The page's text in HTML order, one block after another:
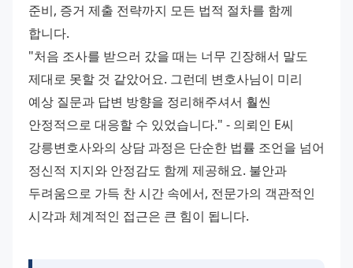
준비, 증거 제출 전략까지 모든 법적 절차를 함께
합니다.
"처음 조사를 받으러 갔을 때는 너무 긴장해서 말도
제대로 못할 것 같았어요. 그런데 변호사님이 미리
예상 질문과 답변 방향을 정리해주셔서 훨씬
안정적으로 대응할 수 있었습니다." - 의뢰인 E씨
강릉변호사와의 상담 과정은 단순한 법률 조언을 넘어
정신적 지지와 안정감도 함께 제공해요. 불안과
두려움으로 가득 찬 시간 속에서, 전문가의 객관적인
시각과 체계적인 접근은 큰 힘이 됩니다.